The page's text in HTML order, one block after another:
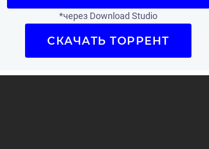
*через Download Studio
СКАЧАТЬ ТОРРЕНТ